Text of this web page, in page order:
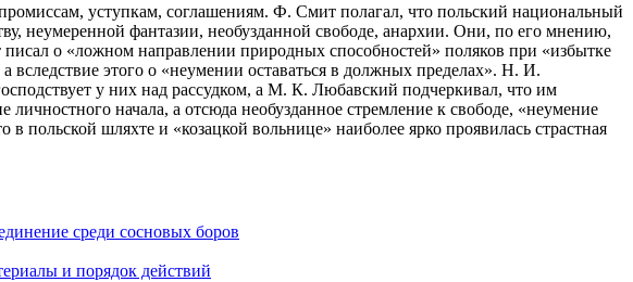
уступкам, соглашениям. Ф. Смит полагал, что польский национальный
неумеренной фантазии, необузданной свободе, анархии. Они, по его мнению,
писал о «ложном направлении природных способностей» поляков при «избытке
вследствие этого о «неумении оставаться в должных пределах». Н. И.
у них над рассудком, а М. К. Любавский подчеркивал, что им
начала, а отсюда необузданное стремление к свободе, «неумение
шляхте и «козацкой вольнице» наиболее ярко проявилась страстная
среди сосновых боров
и порядок действий